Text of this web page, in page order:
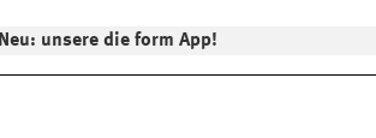
Neu: unsere die form App!